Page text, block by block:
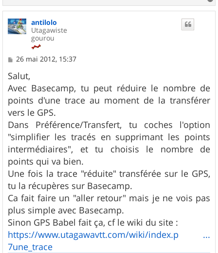
a
antilolo
Utagawiste
gourou
M
s
s
a
g
e
26 mai 2012, 15:37
Salut,
Avec Basecamp, tu peut réduire le nombre de
points d'une trace au moment de la transférer
vers le GPS.
Dans Préférence/Transfert, tu coches l'option
"simplifier les tracés en supprimant les points
intermédiaires", et tu choisis le nombre de
points qui va bien.
Une fois la trace "réduite" transférée sur le GPS,
tu la récupères sur Basecamp.
Ca fait faire un "aller retour" mais je ne vois pas
plus simple avec Basecamp.
Sinon GPS Babel fait ça, cf le wiki du site :
https://www.utagawavtt.com/wiki/index.p ...
7une_trace